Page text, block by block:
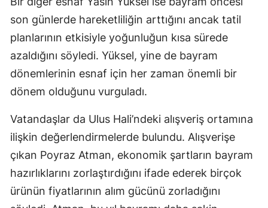
son günlerde hareketliliğin arttığını ancak tatil
planlarının etkisiyle yoğunluğun kısa sürede
azaldığını söyledi. Yüksel, yine de bayram
dönemlerinin esnaf için her zaman önemli bir
dönem olduğunu vurguladı.
Vatandaşlar da Ulus Hali’ndeki alışveriş ortamına
ilişkin değerlendirmelerde bulundu. Alışverişe
çıkan Poyraz Atman, ekonomik şartların bayram
hazırlıklarını zorlaştırdığını ifade ederek birçok
ürünün fiyatlarının alım gücünü zorladığını